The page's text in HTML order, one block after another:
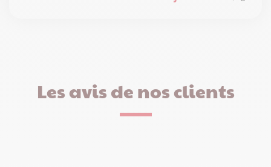
Les avis de nos clients